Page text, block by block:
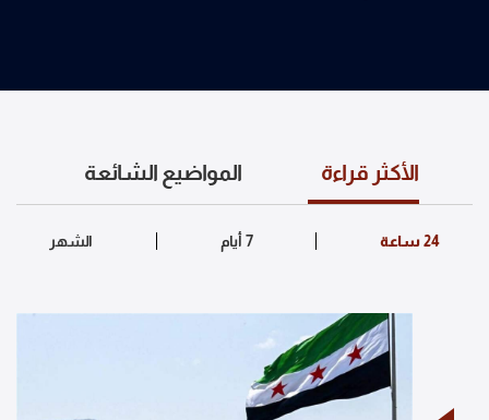
الأكثر قراءة المواضيع الشائعة